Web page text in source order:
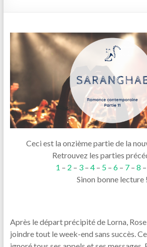
Ceci est la onzième partie de la
Retrouvez les parties
1 – 2 – 3 –4 – 5 –6 – 7 –8 –
Sinon bonne lecture !
Après le départ précipité de Lorna,
joindre tout le week-end sans succès.